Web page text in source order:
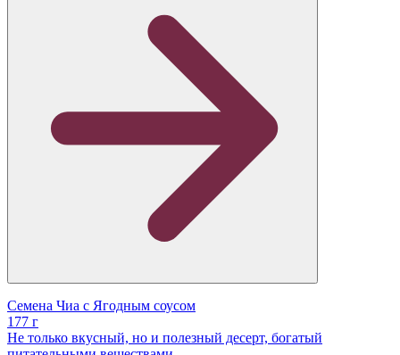
Семена Чиа с Ягодным соусом
177 г
Не только вкусный, но и полезный десерт, богатый